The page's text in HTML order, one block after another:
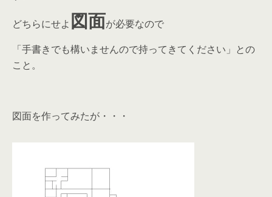
どちらにせよ 図面が必要なので
「手書きでも構いませんので持ってきてください」との
こと。
図面を作ってみたが・・・